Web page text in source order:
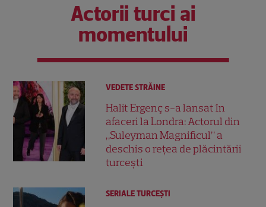
Actorii turci ai
momentului
VEDETE STRĂINE
Halit Ergenç s-a lansat în
afaceri la Londra: Actorul din
„Suleyman Magnificul” a
deschis o rețea de plăcintării
turcești
SERIALE TURCEŞTI